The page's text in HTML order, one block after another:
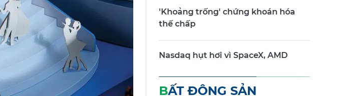
'Khoảng trống' chứng khoán hóa
thế chấp
Nasdaq hụt hơi vì SpaceX, AMD
BẤT ĐỘNG SẢN